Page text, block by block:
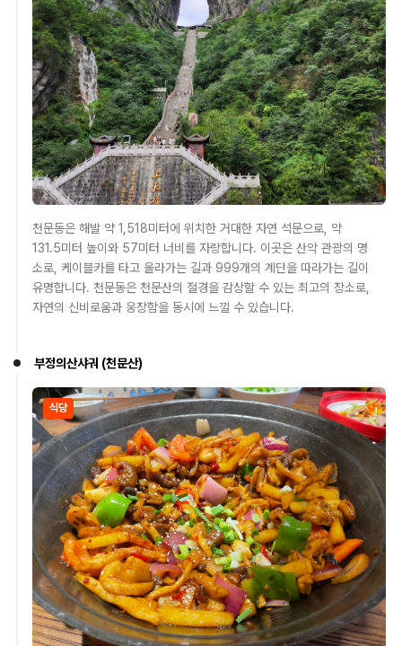
천문동은 해발 약 1,518미터에 위치한 거대한 자연 석문으로, 약
131.5미터 높이와 57미터 너비를 자랑합니다. 이곳은 산악 관광의 명
소로, 케이블카를 타고 올라가는 길과 999개의 계단을 따라가는 길이
유명합니다. 천문동은 천문산의 절경을 감상할 수 있는 최고의 장소로,
자연의 신비로움과 웅장함을 동시에 느낄 수 있습니다.
부정의산샤궈 (천문산)
식당